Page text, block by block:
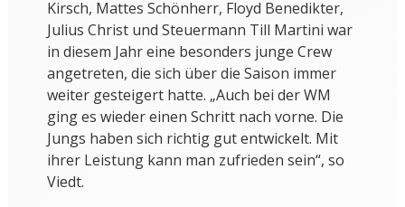
Kirsch, Mattes Schönherr, Floyd Benedikter,
Julius Christ und Steuermann Till Martini war
in diesem Jahr eine besonders junge Crew
angetreten, die sich über die Saison immer
weiter gesteigert hatte. „Auch bei der WM
ging es wieder einen Schritt nach vorne. Die
Jungs haben sich richtig gut entwickelt. Mit
ihrer Leistung kann man zufrieden sein“, so
Viedt.